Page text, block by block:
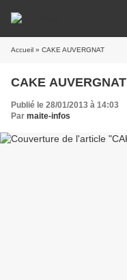
Accueil » CAKE AUVERGNAT
CAKE AUVERGNAT
Publié le 28/01/2013 à 14:03
Par maite-infos